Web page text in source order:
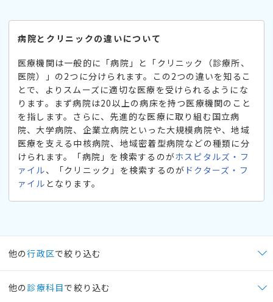
病院とクリニックの違いについて
医療機関は一般的に「病院」と「クリニック（診療所、
医院）」の2つに分けられます。この2つの違いを知るこ
とで、よりスムーズに適切な医療を受けられるようにな
ります。まず病院は20以上の病床を持つ医療機関のこと
を指します。さらに、先進的な医療に取り組む国立病
院、大学病院、企業立病院といった大規模病院や、地域
医療を支える中核病院、地域密着型病院などの種類に分
けられます。「病院」を検索するのがホスピタルズ・フ
ァイル、「クリニック」を検索するのが ドクターズ・フ
ァイル となります。
他の行政区で絞り込む
他の 診療科目で絞り込む